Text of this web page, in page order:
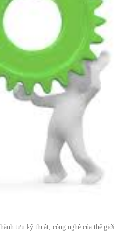
tựu kỹ thuật, công nghệ của thế giới